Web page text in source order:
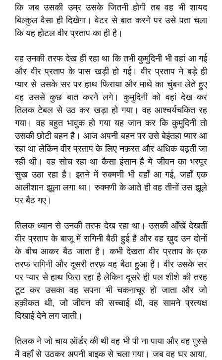
कि जब उसकी उम्र उसके जितनी होगी तब वह भी शायद
बिल्कुल वैसा ही दिखेगा। वेटर से बात करने पर उसे पता चला
कि यह होटल वीर प्रताप का ही है।
वह उनकी तरफ देख ही रहा था कि तभी कुमुदिनी भी वहां आ गई
और वीर प्रताप के पास खड़ी हो गई। वीर प्रताप ने बड़े ही
प्यार से उसके सर पर हाथ फिराया और माथे का चुंबन लेते हुए
वह उससे कुछ बात करने लगे। कुमुदिनी को वहां देख कर
तिलक टेबल से उठ कर खड़ा हो गया। वह आश्चर्यचकित रह
गया। वह बहुत भावुक हो गया यह जान कर कि कुमुदिनी तो
उसकी छोटी बहन है। आज अपनी बहन पर उसे बेइंतहा प्यार आ
रहा था लेकिन वीर प्रताप के लिए नफ़रत और अधिक बढ़ती जा
रही थी। वह सोच रहा था कैसा इंसान है ये जीवन का भरपूर
सुख उठा रहा है। इतने में रुक्मणी भी वहाँ आ गई, जहाँ एक
आलीशान झूला लगा था। रुक्मणी के आते ही वह तीनों उस झूले
पर बैठ गए।
तिलक ध्यान से उनकी तरफ देख रहा था। उसकी आँखें देखतीं
वीर प्रताप के बाजू में रागिनी बैठी हुई है और वह ख़ुद उन दोनों
के बीच आकर बैठ जाता है। कभी देखता वीर प्रताप के एक
तरफ रागिनी और दूसरी तरफ़ वह बैठा हुआ है। वीर उसके सर
पर प्यार से हाथ फिरा रहा है लेकिन दूसरे ही पल शीशे की तरह
टूट कर उसका वह सपना भी चकनाचूर हो जाता और जो
हक़ीकत थी, जो जीवन की सच्चाई थी, वह सामने प्रत्यक्ष
दिखाई देने लग जाती।
तिलक ने जो चाय ऑर्डर की थी वह भी पी ना पाया और वह गुस्से
में वहाँ से उठकर अपनी बाइक से चला गया। जब वह घर आया,